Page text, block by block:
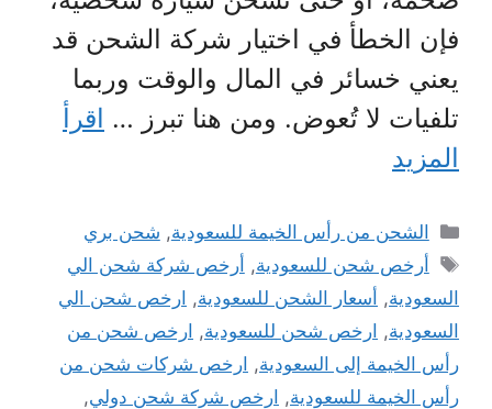
فإن الخطأ في اختيار شركة الشحن قد
يعني خسائر في المال والوقت وربما
تلفيات لا تُعوض. ومن هنا تبرز … اقرأ
المزيد
التصنيفات
الشحن من رأس الخيمة للسعودية, شحن بري
الوسوم
أرخص شحن للسعودية, أرخص شركة شحن الي
السعودية, أسعار الشحن للسعودية, ارخص شحن الي
السعودية, ارخص شحن للسعودية, ارخص شحن من
رأس الخيمة إلى السعودية, ارخص شركات شحن من
رأس الخيمة للسعودية, ارخص شركة شحن دولي,